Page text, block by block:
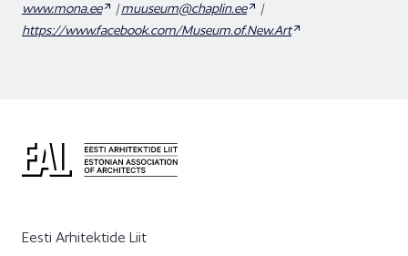
www.mona.ee
|muuseum@chaplin.ee
|
https://www.facebook.com/Museum.of.New.Art
Eesti Arhitektide Liit